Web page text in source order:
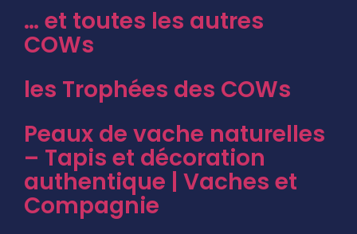
… et toutes les autres
COWs
les Trophées des COWs
Peaux de vache naturelles
– Tapis et décoration
authentique | Vaches et
Compagnie